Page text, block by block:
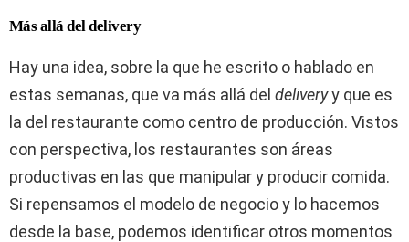
Más allá del delivery
Hay una idea, sobre la que he escrito o hablado en
estas semanas, que va más allá del deliveryy que es
la del restaurante como centro de producción. Vistos
con perspectiva, los restaurantes son áreas
productivas en las que manipular y producir comida.
Si repensamos el modelo de negocio y lo hacemos
desde la base, podemos identificar otros momentos